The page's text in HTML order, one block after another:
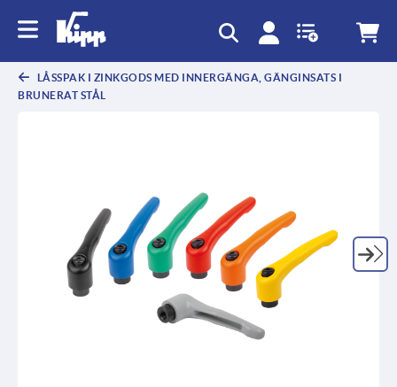
LÅSSPAK I ZINKGODS MED INNERGÄNGA, GÄNGINSATS I
BRUNERAT STÅL